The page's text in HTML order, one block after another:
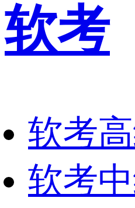
软考
软考
软考